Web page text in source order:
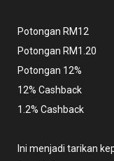
Potongan RM12
Potongan RM1.20
Potongan 12%
12% Cashback
1.2% Cashback
Ini menjadi tarikan